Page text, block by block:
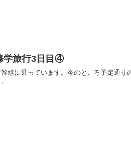
学旅行3日目④
幹線に乗っています。今のところ予定通り